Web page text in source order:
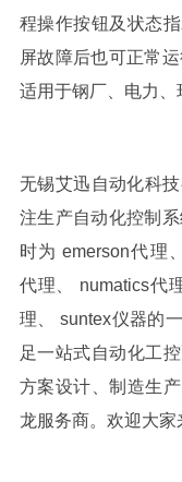
程操作按钮及状态
屏故障后也可正常
适用于钢厂、电力、
无锡艾迅自动化科
注生产自动化控制
时为emerson代理、
代理、 numatics代
理、suntex仪器的
足一站式自动化工
方案设计、制造生
龙服务商。欢迎大家